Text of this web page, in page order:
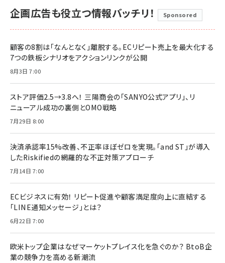
企画広告も役立つ情報バッチリ！ Sponsored
顧客の8割は「なんとなく」離脱する。ECリピート売上を最大化する
7つの鉄板シナリオをアクションリンクが公開
8月3日 7:00
ストア評価2.5→3.8へ！ 三陽商会の「SANYO公式アプリ」、リ
ニューアル成功の裏側とOMO戦略
7月29日 8:00
決済承認率15%改善、不正率ほぼゼロを実現。「and ST」が導入
したRiskifiedの網羅的な不正対策アプローチ
7月14日 7:00
ECビジネスに有効！ リピート促進や顧客満足度向上に直結する
「LINE通知メッセージ」とは？
6月22日 7:00
欧米トップ企業はなぜマーケットプレイス化を急ぐのか？ BtoB企
業の競争力を高める新潮流